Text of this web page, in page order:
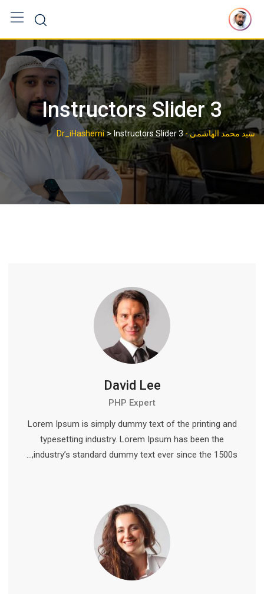
content
Instructors Slider 3
سيد محمد الهاشمي - Dr_iHashemi > Instructors Slider 3
David Lee
PHP Expert
Lorem Ipsum is simply dummy text of the printing and
typesetting industry. Lorem Ipsum has been the
industry’s standard dummy text ever since the 1500s,…